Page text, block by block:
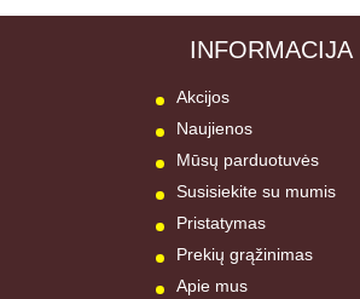
INFORMACIJA
Akcijos
Naujienos
Mūsų parduotuvės
Susisiekite su mumis
Pristatymas
Prekių grąžinimas
Apie mus